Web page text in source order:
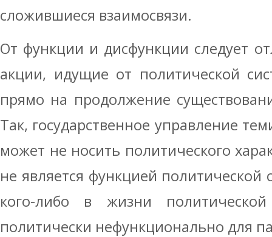
сложившиеся взаимосвязи.
От функции и дисфункции следует
акции, идущие от политической
прямо на продолжение
Так, государственное управление
может не носить политического
не является функцией политической
кого-либо в жизни
политически нефункционально для